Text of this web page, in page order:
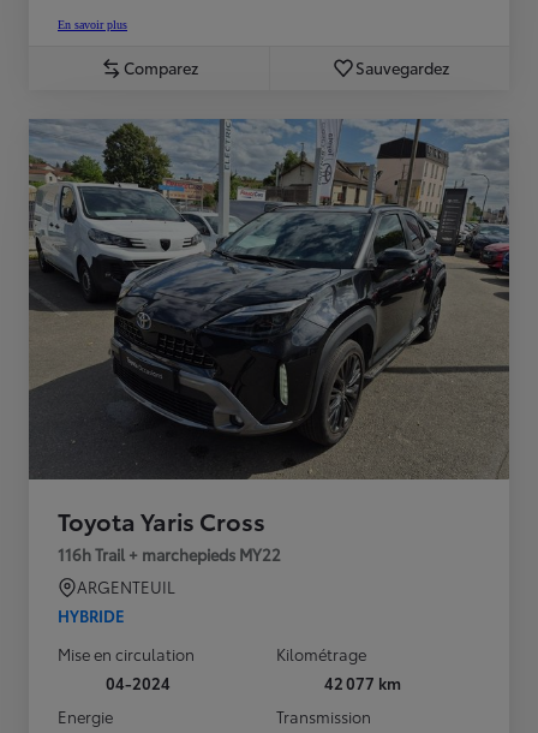
En savoir plus
Comparez Sauvegardez
Toyota Yaris Cross
116h Trail + marchepieds MY22
ARGENTEUIL
HYBRIDE
Mise en circulation
04-2024
Kilométrage
42 077 km
Energie
Transmission